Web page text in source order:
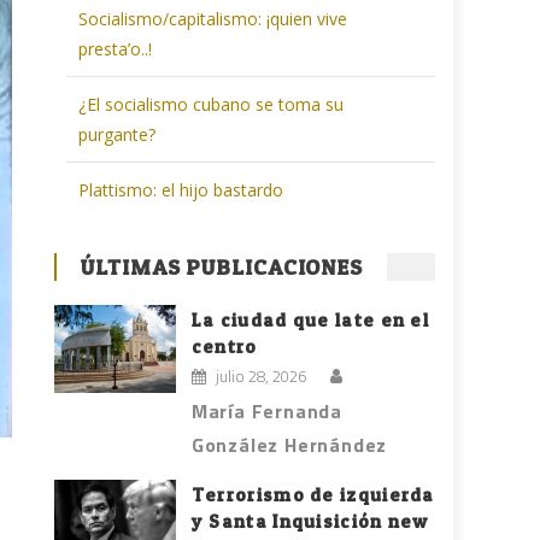
Socialismo/capitalismo: ¡quien vive
presta’o..!
¿El socialismo cubano se toma su
purgante?
Plattismo: el hijo bastardo
ÚLTIMAS PUBLICACIONES
La ciudad que late en el
centro
julio 28, 2026
María Fernanda
González Hernández
Terrorismo de izquierda
y Santa Inquisición new